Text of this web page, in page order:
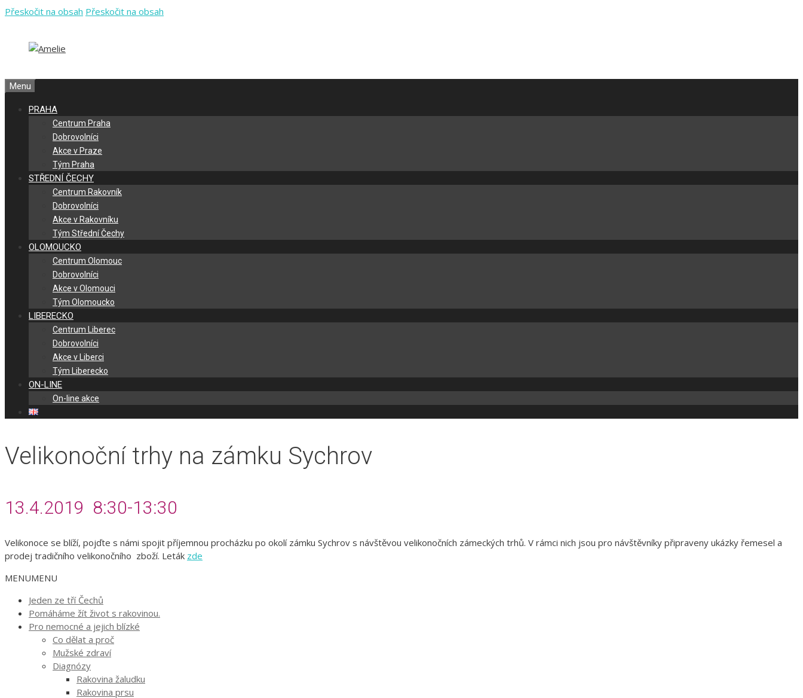
Přeskočit na obsah Přeskočit na obsah
Menu
PRAHA
Centrum Praha
Dobrovolníci
Akce v Praze
Tým Praha
STŘEDNÍ ČECHY
Centrum Rakovník
Dobrovolníci
Akce v Rakovníku
Tým Střední Čechy
OLOMOUCKO
Centrum Olomouc
Dobrovolníci
Akce v Olomouci
Tým Olomoucko
LIBERECKO
Centrum Liberec
Dobrovolníci
Akce v Liberci
Tým Liberecko
ON-LINE
On-line akce
Velikonoční trhy na zámku Sychrov
13.4.2019 8:30-13:30
Velikonoce se blíží, pojďte s námi spojit příjemnou procházku po okolí zámku Sychrov s návštěvou velikonočních zámeckých trhů. V rámci nich jsou pro návštěvníky připraveny ukázky řemesel a
prodej tradičního velikonočního zboží. Leták zde
MENUMENU
Jeden ze tří Čechů
Pomáháme žít život s rakovinou.
Pro nemocné a jejich blízké
Co dělat a proč
Mužské zdraví
Diagnózy
Rakovina žaludku
Rakovina prsu